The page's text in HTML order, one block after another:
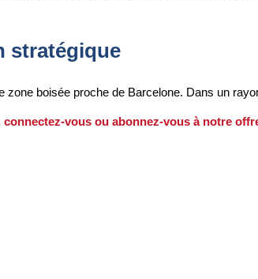
stratégique
boisée proche de Barcelone. Dans un
vous ou abonnez-vous à notre